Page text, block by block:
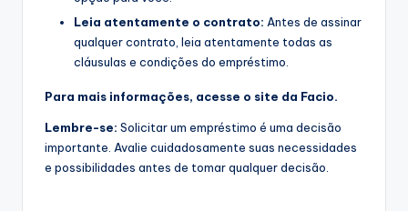
Leia atentamente o contrato: Antes de assinar
qualquer contrato, leia atentamente todas as
cláusulas e condições do empréstimo.
Para mais informações, acesse o site da Facio.
Lembre-se: Solicitar um empréstimo é uma decisão
importante. Avalie cuidadosamente suas necessidades
e possibilidades antes de tomar qualquer decisão.